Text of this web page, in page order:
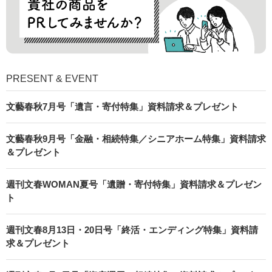
PRESENT & EVENT
文藝春秋7月号「遺言・寄付特集」資料請求＆プレゼント
文藝春秋9月号「金融・相続特集／シニアホーム特集」資料請求
＆プレゼント
週刊文春WOMAN夏号「遺贈・寄付特集」資料請求＆プレゼン
ト
週刊文春8月13日・20日号「終活・エンディング特集」資料請
求＆プレゼント